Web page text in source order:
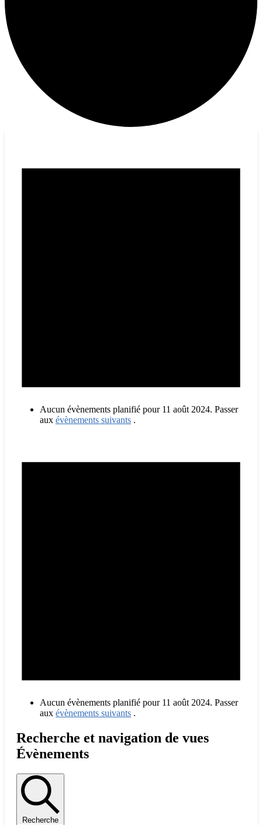
Aucun évènements planifié pour 11 août 2024. Passer
aux évènements suivants .
Aucun évènements planifié pour 11 août 2024. Passer
aux évènements suivants .
Recherche et navigation de vues
Évènements
Recherche